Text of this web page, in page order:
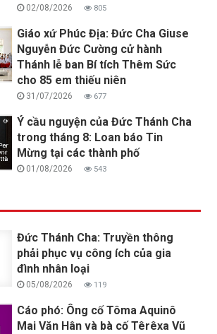
02/08/2026 805
Giáo xứ Phúc Địa: Đức Cha Giuse
Nguyễn Đức Cường cử hành
Thánh lễ ban Bí tích Thêm Sức
cho 85 em thiếu niên
31/07/2026 677
Ý cầu nguyện của Đức Thánh Cha
trong tháng 8: Loan báo Tin
Mừng tại các thành phố
01/08/2026 543
Đức Thánh Cha: Truyền thông
phải phục vụ công ích của gia
đình nhân loại
05/08/2026 119
Cáo phó: Ông cố Tôma Aquinô
Mai Văn Hân và bà cố Têrêxa Vũ